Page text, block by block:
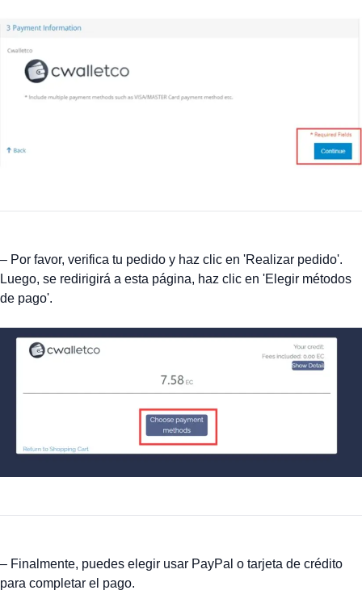
– Por favor, verifica tu pedido y haz clic en 'Realizar pedido'.
Luego, se redirigirá a esta página, haz clic en 'Elegir métodos
de pago'.
– Finalmente, puedes elegir usar PayPal o tarjeta de crédito
para completar el pago.